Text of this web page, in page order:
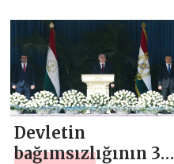
32. YIL DÖNÜMÜ
ANKARA`DA
MUHTEŞEM BİR
ŞEKİLDE
KUTLANDI
Devletin
bağımsızlığının 32.